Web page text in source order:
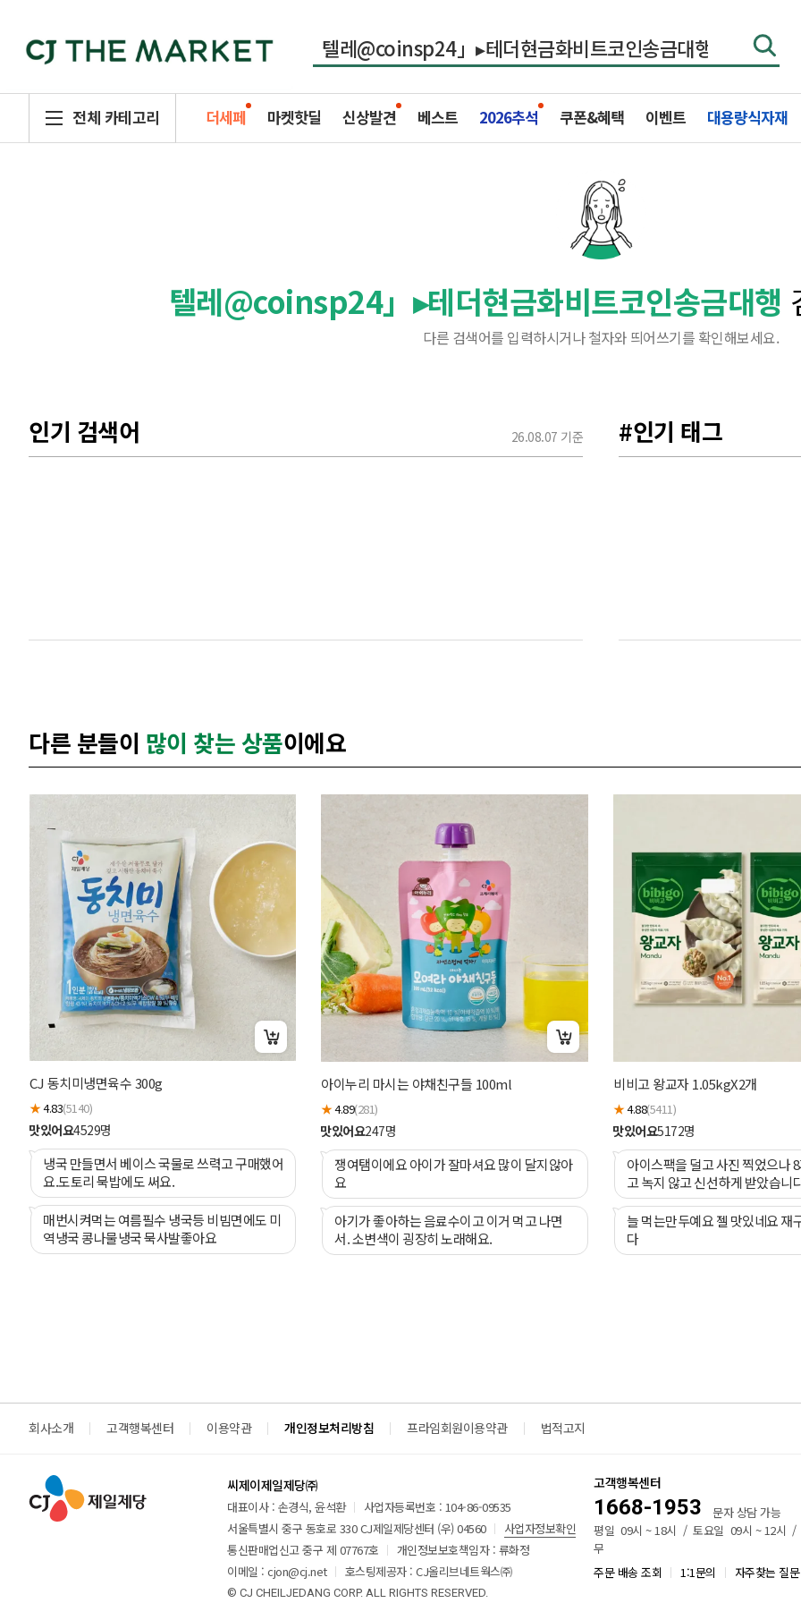
전체 카테고리 더세페 마켓핫딜 신상발견 베스트 2026추석 쿠폰&혜택 이벤트 대용량식자재
텔레@coinsp24」▸테더현금화비트코인송금대행
다른 검색어를 입력하시거나 철자와 띄어쓰기를 확인해보세요.
인기 검색어 26.08.07 기준 #인기 태그
다른 분들이 많이 찾는 상품이에요
CJ 동치미냉면육수 300g
★4.83(5140)
맛있어요4529명
냉국 만들면서 베이스 국물로 쓰력고 구매했어
요.도토리 묵밥에도 써요.
매번시켜먹는 여름필수 냉국등 비빔면에도 미
역냉국 콩나물냉국 묵사발좋아요
아이누리 마시는 야채친구들 100ml
★4.89(281)
맛있어요247명
쟁여탬이에요 아이가 잘마셔요 많이 달지않아
요
아기가 좋아하는 음료수이고 이거 먹고 나면
서. 소변색이 굉장히 노래해요.
비비고 왕교자 1.05kgX2개
★4.88(5411)
맛있어요5172명
아이스팩을 덜고 사진 찍었으나
고 녹지 않고 신선하게 받았습니
써주신 점 금방 보였어요. 첫구매
합니다.
늘 먹는만두예요 젤 맛있네요 재구매예정입니
다
회사소개 고객행복센터 이용약관 개인정보처리방침 프라임회원이용약관 법적고지
씨제이제일제당㈜
대표이사 : 손경식, 윤석환
사업자등록번호 : 104-86-09535
서울특별시 중구 동호로 330 CJ제일제당센터 (우) 04560
사업자정보확인
통신판매업신고 중구 제 07767호
개인정보보호책임자 : 류화정
이메일 : cjon@cj.net
호스팅제공자 : CJ올리브네트웍스㈜
© CJ CHEILJEDANG CORP. ALL RIGHTS RESERVED.
고객행복센터
1668-1953
문자 상담 가능
평일 09시 ~ 18시 / 토요일 09시 ~ 12시 /
무
주문 배송 조회
1:1문의 자주찾는 질문